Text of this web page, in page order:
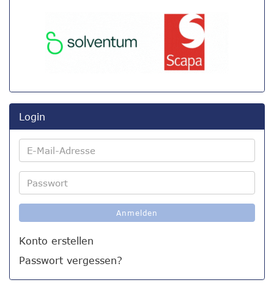
Login
E-
Mail-
Passwort
Anmelden
Konto erstellen
Passwort vergessen?